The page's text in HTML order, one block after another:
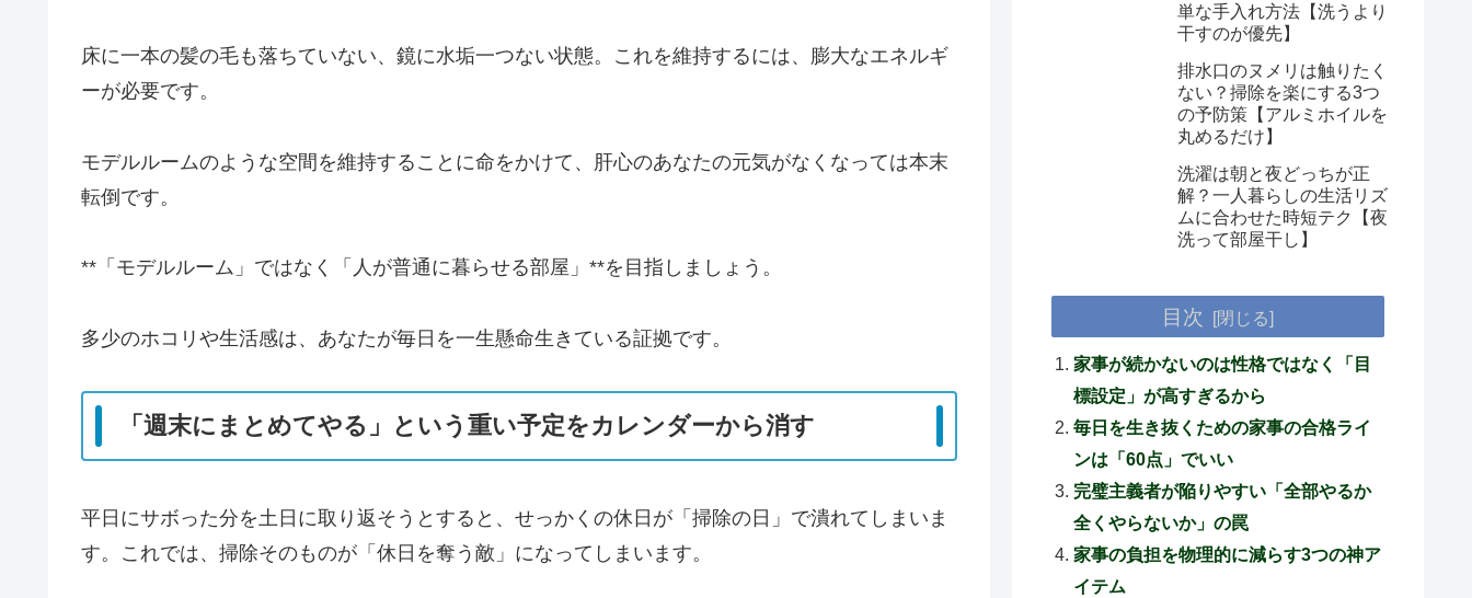
床に一本の髪の毛も落ちていない、鏡に水垢一つない状態。これを維持するには、膨大なエネルギ
ーが必要です。
モデルルームのような空間を維持することに命をかけて、肝心のあなたの元気がなくなっては本末
転倒です。
**「モデルルーム」ではなく「人が普通に暮らせる部屋」**を目指しましょう。
多少のホコリや生活感は、あなたが毎日を一生懸命生きている証拠です。
「週末にまとめてやる」という重い予定をカレンダーから消す
平日にサボった分を土日に取り返そうとすると、せっかくの休日が「掃除の日」で潰れてしまいま
す。これでは、掃除そのものが「休日を奪う敵」になってしまいます。
単な手入れ方法【洗うより
干すのが優先】
排水口のヌメリは触りたく
ない？掃除を楽にする3つ
の予防策【アルミホイルを
丸めるだけ】
洗濯は朝と夜どっちが正
解？一人暮らしの生活リズ
ムに合わせた時短テク【夜
洗って部屋干し】
目次
家事が続かないのは性格ではなく「目
標設定」が高すぎるから
毎日を生き抜くための家事の合格ライ
ンは「60点」でいい
完璧主義者が陥りやすい「全部やるか
全くやらないか」の罠
家事の負担を物理的に減らす3つの神ア
イテム